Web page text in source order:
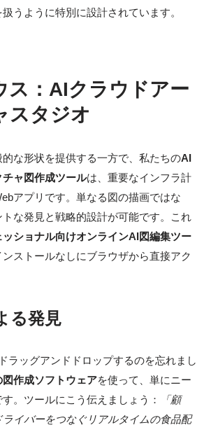
うように特別に設計されています。
ス：AIクラウドアー
スタジオ
な形状を提供する一方で、私たちのAI
ャ図作成ツールは、重要なインフラ計
アプリです。単なる図の描画ではな
トな発見と戦略的設計が可能です。これ
ッショナル向けオンラインAI図編集ツー
ストールなしにブラウザから直接アク
る発見
ラッグアンドドロップするのを忘れまし
作成ソフトウェアを使って、単にニー
。ツールにこう伝えましょう：
「顧
イバーをつなぐリアルタイムの食品配